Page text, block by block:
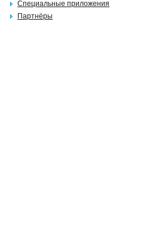
Специальные приложения
Партнёры